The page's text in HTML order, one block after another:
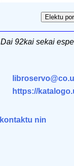
Dai 92kai sekai
https://
kontaktu nin